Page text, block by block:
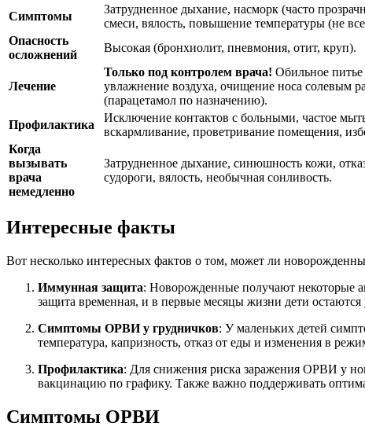
Симптомы
Затрудненное дыхание, насморк (часто
смеси, вялость, повышение температуры (не
Опасность
осложнений
Высокая (бронхиолит, пневмония, отит, круп).
Лечение
Только под контролем врача! Обильное питье
увлажнение воздуха, очищение носа солевым
(парацетамол по назначению).
Профилактика
Исключение контактов с больными, частое
вскармливание, проветривание помещения,
Когда
вызывать
врача
немедленно
Затрудненное дыхание, синюшность кожи,
судороги, вялость, необычная сонливость.
Интересные факты
Вот несколько интересных фактов о том, может ли
Иммунная защита: Новорожденные получают некоторые
защита временная, и в первые месяцы жизни дети
Симптомы ОРВИ у грудничков: У маленьких детей
температура, капризность, отказ от еды и изменения в
Профилактика: Для снижения риска заражения ОРВИ у
вакцинацию по графику. Также важно поддерживать
Симптомы ОРВИ